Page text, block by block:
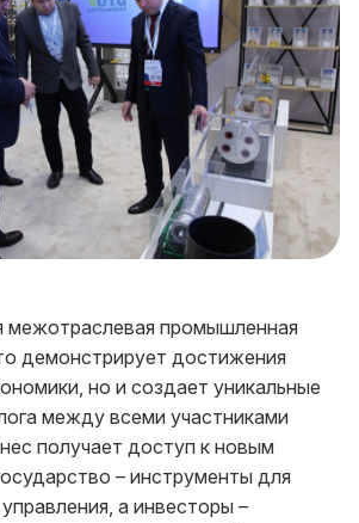
межотраслевая промышленная
демонстрирует достижения
но и создает уникальные
между всеми участниками
получает доступ к новым
– инструменты для
а инвесторы –